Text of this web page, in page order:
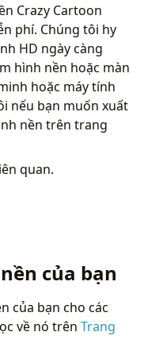
Crazy Cartoon
phí. Chúng tôi hy
HD ngày càng
hình nền hoặc màn
hoặc máy tính
nếu bạn muốn xuất
nền trên trang
quan.
của bạn
của bạn cho các
về nó trên Trang